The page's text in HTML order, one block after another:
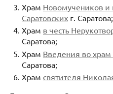
Храм Новомучеников и
Саратовских г. Саратова;
Храм в честь
Саратова;
Храм Введения во
Саратова;
Храм святителя